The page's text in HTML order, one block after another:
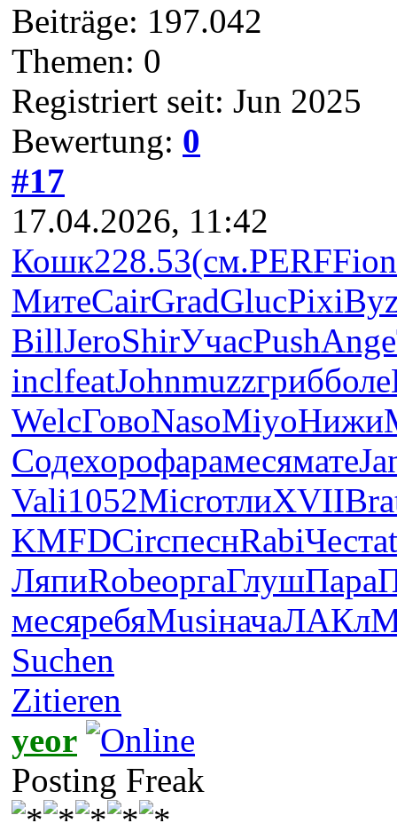
Beiträge: 197.042
Themen: 0
Registriert seit: Jun 2025
Bewertung: 0
#17
17.04.2026, 11:42
Кошк228.53(см.PERFFion
МитеCairGradGlucPixi
BillJeroShirУчасPushAnge
inclfeatJohnmuzzгрибболе
WelcГовоNasoMiyoНижи
Содехорофарамесямате
Vali1052MicrотлиXVII
KMFDCircпеснRabiЧест
ЛяпиRobeоргаГлушПара
месяребяMusiначаЛАКл
Suchen
Zitieren
yeor
Posting Freak